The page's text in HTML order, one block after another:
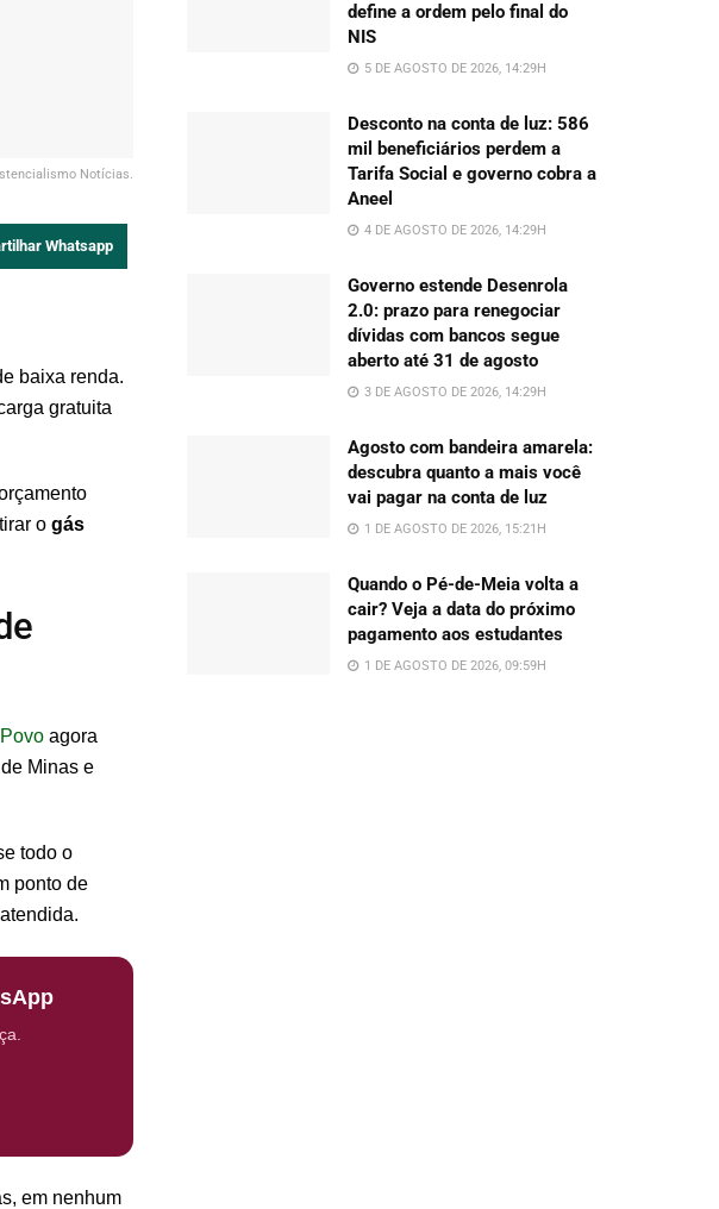
Notícias.
Whatsapp
baixa renda.
gratuita
o gás
agora
Minas e
todo o
ponto de
em nenhum
define a ordem pelo final do
NIS
5 DE AGOSTO DE 2026, 14:29H
Desconto na conta de luz: 586
mil beneficiários perdem a
Tarifa Social e governo cobra a
Aneel
4 DE AGOSTO DE 2026, 14:29H
Governo estende Desenrola
2.0: prazo para renegociar
dívidas com bancos segue
aberto até 31 de agosto
3 DE AGOSTO DE 2026, 14:29H
Agosto com bandeira amarela:
descubra quanto a mais você
vai pagar na conta de luz
1 DE AGOSTO DE 2026, 15:21H
Quando o Pé-de-Meia volta a
cair? Veja a data do próximo
pagamento aos estudantes
1 DE AGOSTO DE 2026, 09:59H